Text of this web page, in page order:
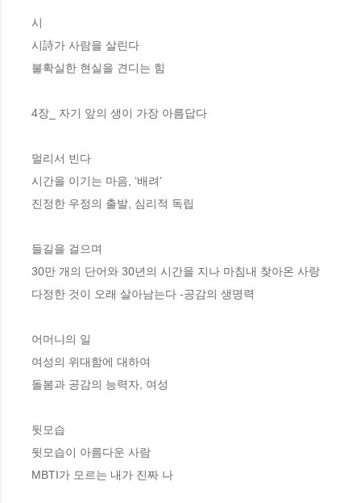
시
시詩가 사람을 살린다
불확실한 현실을 견디는 힘
4장_ 자기 앞의 생이 가장 아름답다
멀리서 빈다
시간을 이기는 마음, ‘배려’
진정한 우정의 출발, 심리적 독립
들길을 걸으며
30만 개의 단어와 30년의 시간을 지나 마침내 찾아온 사랑
다정한 것이 오래 살아남는다 -공감의 생명력
어머니의 일
여성의 위대함에 대하여
돌봄과 공감의 능력자, 여성
뒷모습
뒷모습이 아름다운 사람
MBTI가 모르는 내가 진짜 나